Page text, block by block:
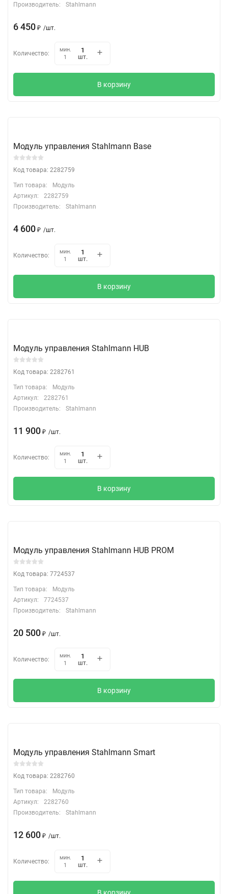
Производитель:
Stahlmann
6 450 ₽ /шт.
Количество:
мин.
1
шт.
В корзину
Модуль управления Stahlmann Base
Код товара: 2282759
Тип товара:
Модуль
Артикул:
2282759
Производитель:
Stahlmann
4 600 ₽ /шт.
Количество:
мин.
1
шт.
В корзину
Модуль управления Stahlmann HUB
Код товара: 2282761
Тип товара:
Модуль
Артикул:
2282761
Производитель:
Stahlmann
11 900 ₽ /шт.
Количество:
мин.
1
шт.
В корзину
Модуль управления Stahlmann HUB PROM
Код товара: 7724537
Тип товара:
Модуль
Артикул:
7724537
Производитель:
Stahlmann
20 500 ₽ /шт.
Количество:
мин.
1
шт.
В корзину
Модуль управления Stahlmann Smart
Код товара: 2282760
Тип товара:
Модуль
Артикул:
2282760
Производитель:
Stahlmann
12 600 ₽ /шт.
Количество:
мин.
1
шт.